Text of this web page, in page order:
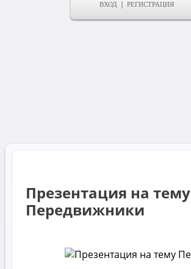
ВХОД РЕГИСТРАЦИЯ
Презентация на тему
Передвижники